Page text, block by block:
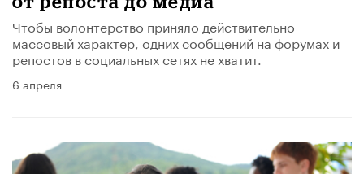
Чтобы волонтерство приняло действительно
массовый характер, одних сообщений на форумах и
репостов в социальных сетях не хватит.
6 апреля